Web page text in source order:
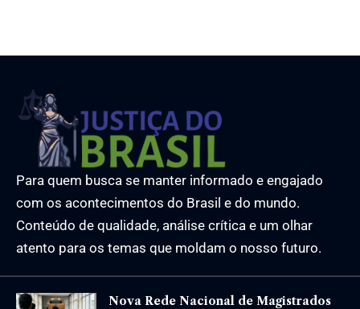
Para quem busca se manter informado e engajado
com os acontecimentos do Brasil e do mundo.
Conteúdo de qualidade, análise crítica e um olhar
atento para os temas que moldam o nosso futuro.
Nova Rede Nacional de Magistrados